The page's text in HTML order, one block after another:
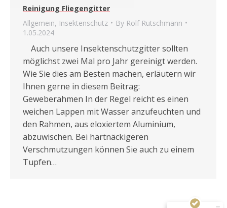
Reinigung Fliegengitter
Allgemein, Insektenschutz By Rolf Rutschmann
1.05.2024
Auch unsere Insektenschutzgitter sollten
möglichst zwei Mal pro Jahr gereinigt werden.
Wie Sie dies am Besten machen, erläutern wir
Ihnen gerne in diesem Beitrag:
Geweberahmen In der Regel reicht es einen
weichen Lappen mit Wasser anzufeuchten und
den Rahmen, aus eloxiertem Aluminium,
abzuwischen. Bei hartnäckigeren
Verschmutzungen können Sie auch zu einem
Tupfen…
Rutschmann AG